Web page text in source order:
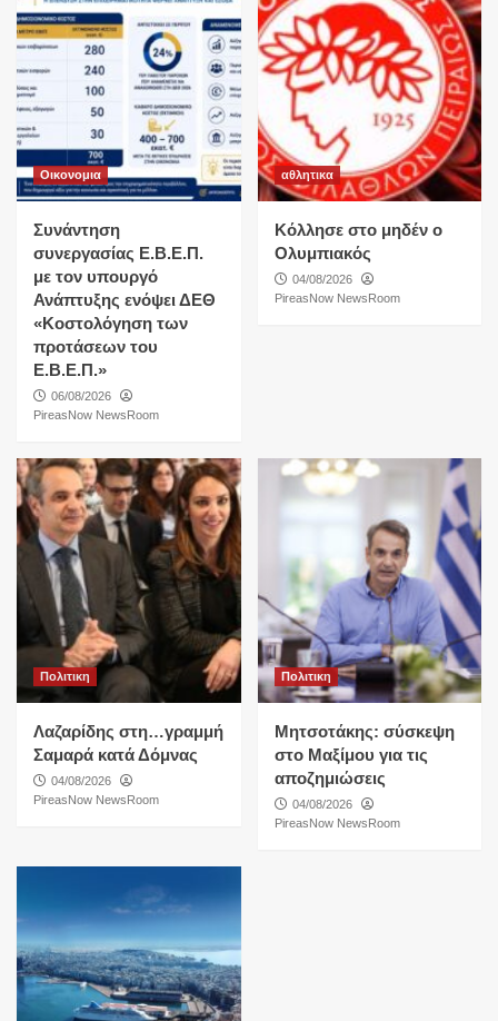
Οικονομια
Συνάντηση
συνεργασίας Ε.Β.Ε.Π.
με τον υπουργό
Ανάπτυξης ενόψει ΔΕΘ
«Κοστολόγηση των
προτάσεων του
Ε.Β.Ε.Π.»
06/08/2026
PireasNow NewsRoom
αθλητικα
Κόλλησε στο μηδέν ο
Ολυμπιακός
04/08/2026
PireasNow NewsRoom
Πολιτικη
Λαζαρίδης στη…γραμμή
Σαμαρά κατά Δόμνας
04/08/2026
PireasNow NewsRoom
Πολιτικη
Μητσοτάκης: σύσκεψη
στο Μαξίμου για τις
αποζημιώσεις
04/08/2026
PireasNow NewsRoom